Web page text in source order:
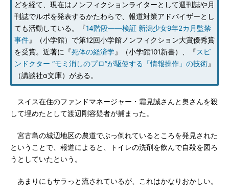
どを経て、現在はノンフィクションライターとして週刊誌や月
刊誌でルポを発表するかたわらで、報道対策アドバイザーとし
ても活動している。『14階段――検証 新潟少女9年2カ月監禁
事件』（小学館）で第12回小学館ノンフィクション大賞優秀賞
を受賞。近著に『死体の経済学』（小学館101新書）、『スピ
ンドクター “モミ消しのプロ”が駆使する「情報操作」の技術』
（講談社α文庫）がある。
スイス在住のファンドマネージャー・霜見誠さんと奥さんを殺
して埋めたとして渡辺剛容疑者が捕まった。
宮古島の城辺地区の農道でぶっ倒れているところを発見された
ということで、報道によると、トイレの洗剤を飲んで自殺を図ろ
うとしていたという。
あまりにもサラっと流されているが、これはかなりおかしい。